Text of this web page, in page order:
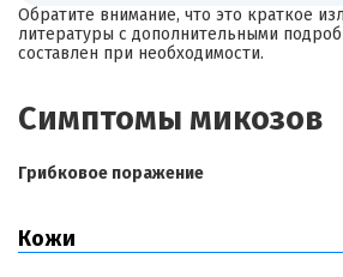
Обратите внимание, что это краткое
литературы с дополнительными
составлен при необходимости.
Симптомы микозов
Грибковое поражение
Кожи